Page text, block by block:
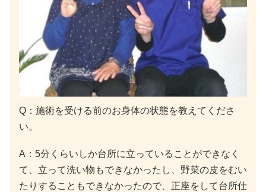
Q：施術を受ける前のお身体の状態を教えてくださ
い。
A：5分くらいしか台所に立っていることができなく
て、立って洗い物もできなかったし、野菜の皮をむい
たりすることもできなかったので、正座をして台所仕